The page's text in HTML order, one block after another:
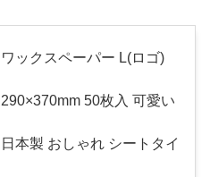
ワックスペーパー L(ロゴ)
290×370mm 50枚入 可愛い
日本製 おしゃれ シートタイ